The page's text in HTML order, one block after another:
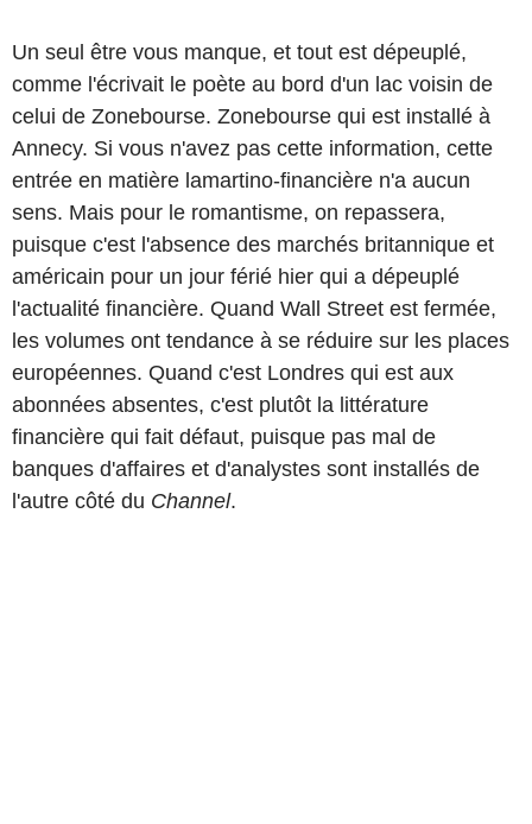
Un seul être vous manque, et tout est dépeuplé,
comme l'écrivait le poète au bord d'un lac voisin de
celui de Zonebourse. Zonebourse qui est installé à
Annecy. Si vous n'avez pas cette information, cette
entrée en matière lamartino-financière n'a aucun
sens. Mais pour le romantisme, on repassera,
puisque c'est l'absence des marchés britannique et
américain pour un jour férié hier qui a dépeuplé
l'actualité financière. Quand Wall Street est fermée,
les volumes ont tendance à se réduire sur les places
européennes. Quand c'est Londres qui est aux
abonnées absentes, c'est plutôt la littérature
financière qui fait défaut, puisque pas mal de
banques d'affaires et d'analystes sont installés de
l'autre côté du Channel.